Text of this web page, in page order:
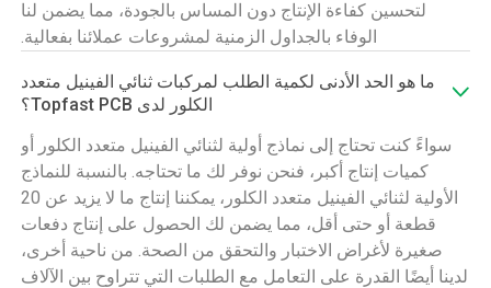
لتحسين كفاءة الإنتاج دون المساس بالجودة، مما يضمن لنا
الوفاء بالجداول الزمنية لمشروعات عملائنا بفعالية.
ما هو الحد الأدنى لكمية الطلب لمركبات ثنائي الفينيل متعدد
الكلور لدى Topfast PCB؟
سواءً كنت تحتاج إلى نماذج أولية لثنائي الفينيل متعدد الكلور أو
كميات إنتاج أكبر، فنحن نوفر لك ما تحتاجه. بالنسبة للنماذج
الأولية لثنائي الفينيل متعدد الكلور، يمكننا إنتاج ما لا يزيد عن 20
قطعة أو حتى أقل، مما يضمن لك الحصول على إنتاج دفعات
صغيرة لأغراض الاختبار والتحقق من الصحة. من ناحية أخرى،
لدينا أيضًا القدرة على التعامل مع الطلبات التي تتراوح بين الآلاف